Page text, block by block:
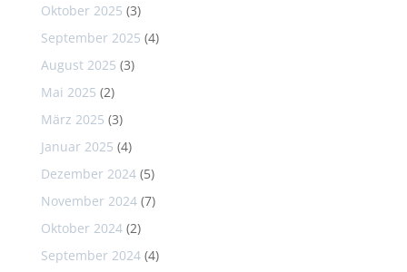
Oktober 2025 (3)
September 2025 (4)
August 2025 (3)
Mai 2025 (2)
März 2025 (3)
Januar 2025 (4)
Dezember 2024(5)
November 2024(7)
Oktober 2024(2)
September 2024(4)